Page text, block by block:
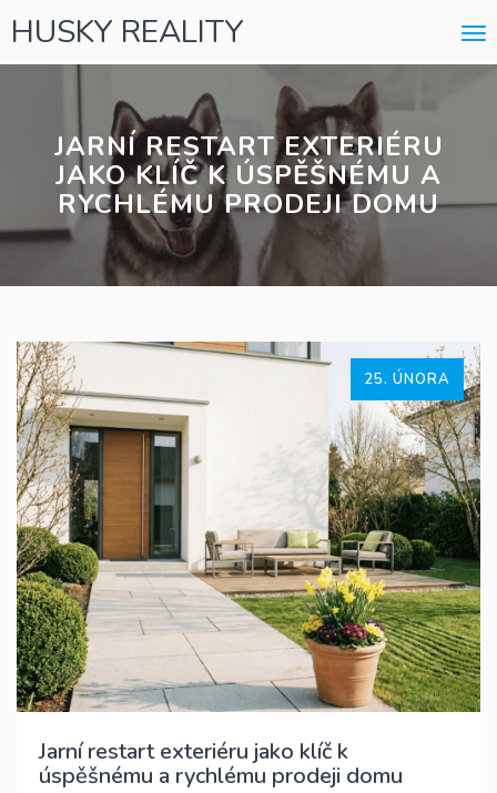
HUSKY REALITY
JARNÍ RESTART EXTERIÉRU
JAKO KLÍČ K ÚSPĚŠNÉMU A
RYCHLÉMU PRODEJI DOMU
Jarní restart exteriéru jako klíč k
úspěšnému a rychlému prodeji domu
25. ÚNORA